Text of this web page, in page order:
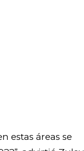
estas áreas se